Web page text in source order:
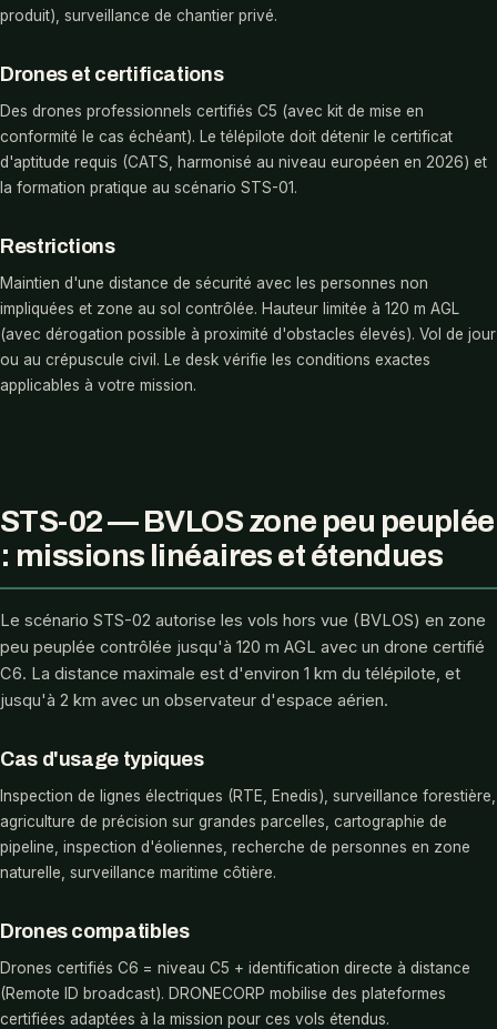
produit), surveillance de chantier privé.
Drones et certifications
Des drones professionnels certifiés C5 (avec kit de mise en
conformité le cas échéant). Le télépilote doit détenir le certificat
d'aptitude requis (CATS, harmonisé au niveau européen en 2026) et
la formation pratique au scénario STS-01.
Restrictions
Maintien d'une distance de sécurité avec les personnes non
impliquées et zone au sol contrôlée. Hauteur limitée à 120 m AGL
(avec dérogation possible à proximité d'obstacles élevés). Vol de jour
ou au crépuscule civil. Le desk vérifie les conditions exactes
applicables à votre mission.
STS-02 — BVLOS zone peu peuplée
: missions linéaires et étendues
Le scénario STS-02 autorise les vols hors vue (BVLOS) en zone
peu peuplée contrôlée jusqu'à 120 m AGL avec un drone certifié
C6. La distance maximale est d'environ 1 km du télépilote, et
jusqu'à 2 km avec un observateur d'espace aérien.
Cas d'usage typiques
Inspection de lignes électriques (RTE, Enedis), surveillance forestière,
agriculture de précision sur grandes parcelles, cartographie de
pipeline, inspection d'éoliennes, recherche de personnes en zone
naturelle, surveillance maritime côtière.
Drones compatibles
Drones certifiés C6 = niveau C5 + identification directe à distance
(Remote ID broadcast). DRONECORP mobilise des plateformes
certifiées adaptées à la mission pour ces vols étendus.